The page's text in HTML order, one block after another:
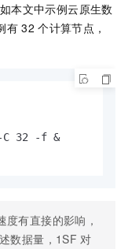
本文中示例云原生数
有 32 个计算节点，
C 32 -f &
有直接的影响，
数据量，1SF 对